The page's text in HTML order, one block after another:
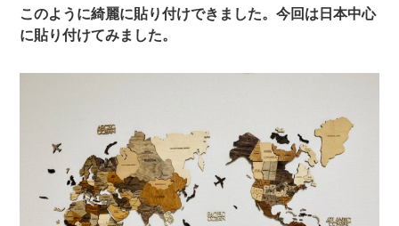
このように綺麗に貼り付けできました。今回は日本中心
に貼り付けてみました。